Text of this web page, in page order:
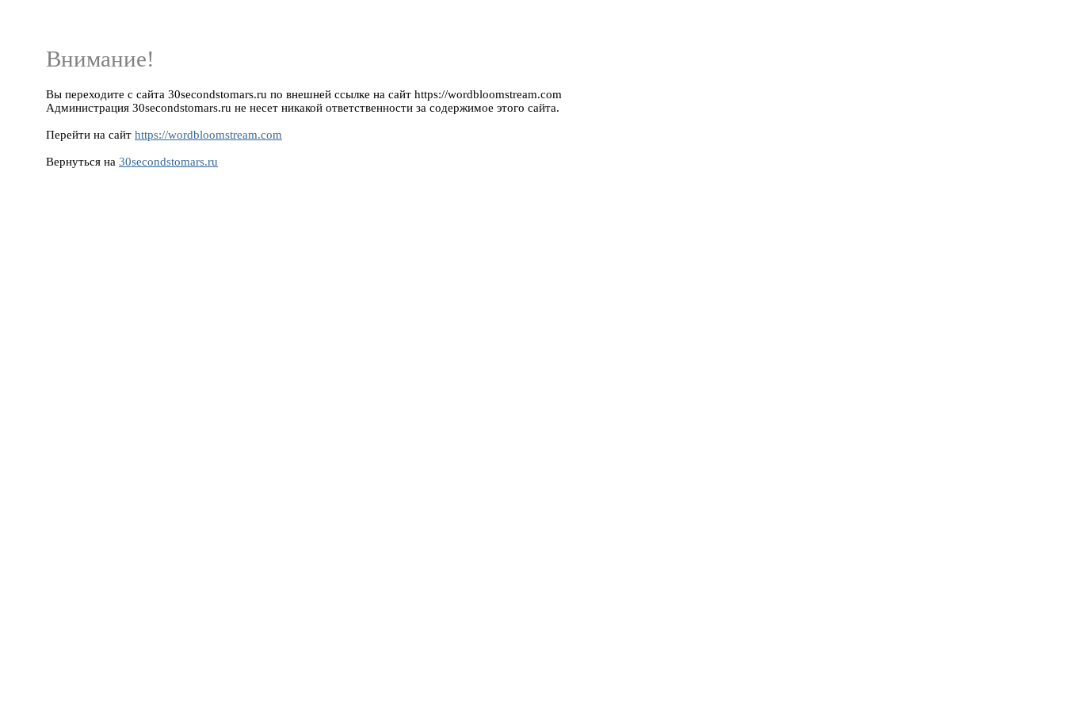
Внимание!
Вы переходите с сайта 30secondstomars.ru по внешней ссылке на сайт https://wordbloomstream.com
Администрация 30secondstomars.ru не несет никакой ответственности за содержимое этого сайта.
Перейти на сайт https://wordbloomstream.com
Вернуться на 30secondstomars.ru